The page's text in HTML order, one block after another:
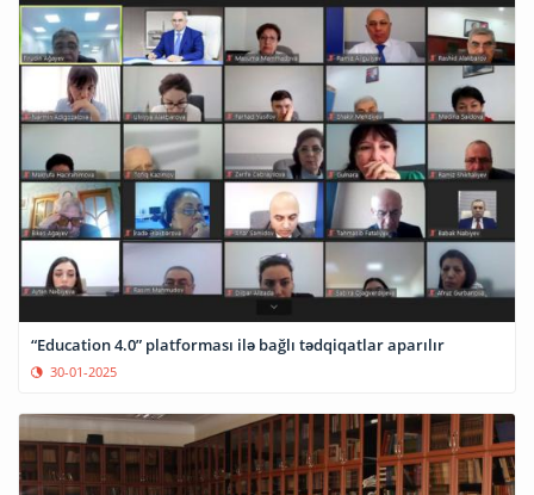
“Education 4.0” platforması ilə bağlı tədqiqatlar aparılır
30-01-2025